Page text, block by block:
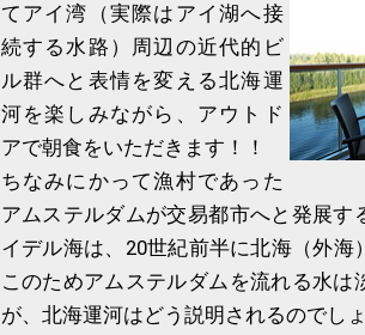
てアイ湾（実際はアイ湖へ接
続する水路）周辺の近代的ビ
ル群へと表情を変える北海運
河を楽しみながら、アウトド
アで朝食をいただきます！！
ちなみにかって漁村であった
アムステルダムが交易都市へと発展す
イデル海は、20世紀前半に北海（外海
このためアムステルダムを流れる水は
が、北海運河はどう説明されるのでし